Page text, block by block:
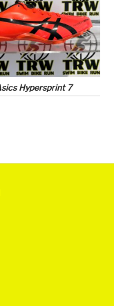
Hypersprint 7